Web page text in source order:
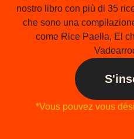
nostro libro con più di 35
che sono una
come Rice Paella, El
*Vous pouvez vous